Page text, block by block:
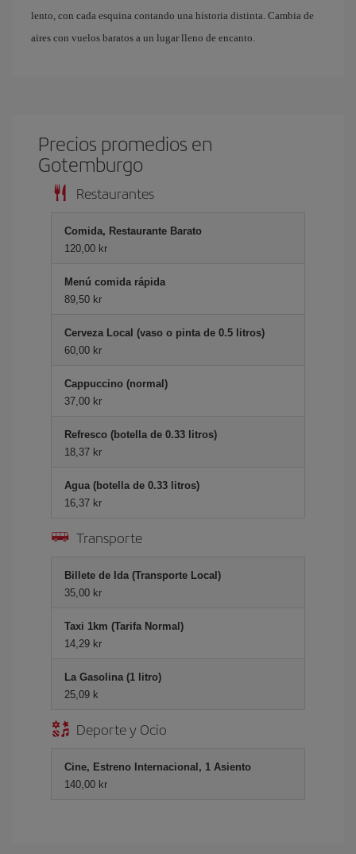
lento, con cada esquina contando una historia distinta. Cambia de
aires con vuelos baratos a un lugar lleno de encanto.
Precios promedios en
Gotemburgo
Restaurantes
Comida, Restaurante Barato
120,00 kr
Menú comida rápida
89,50 kr
Cerveza Local (vaso o pinta de 0.5 litros)
60,00 kr
Cappuccino (normal)
37,00 kr
Refresco (botella de 0.33 litros)
18,37 kr
Agua (botella de 0.33 litros)
16,37 kr
Transporte
Billete de Ida (Transporte Local)
35,00 kr
Taxi 1km (Tarifa Normal)
14,29 kr
La Gasolina (1 litro)
25,09 k
Deporte y Ocio
Cine, Estreno Internacional, 1 Asiento
140,00 kr